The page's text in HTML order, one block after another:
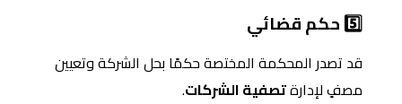
5️⃣ حكم قضائي
قد تصدر المحكمة المختصة حكمًا بحل الشركة وتعيين
مصفٍ لإدارةتصفية الشركات.